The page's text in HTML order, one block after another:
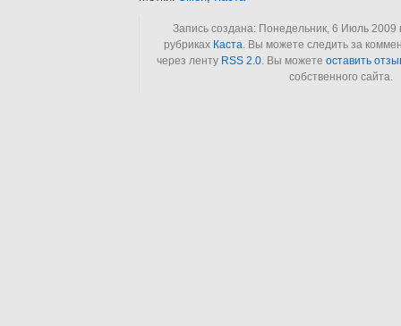
Запись создана: Понедельник, 6 Июль 2009
рубриках Каста. Вы можете следить за
через ленту RSS 2.0. Вы можете оставить
собственного сайта.